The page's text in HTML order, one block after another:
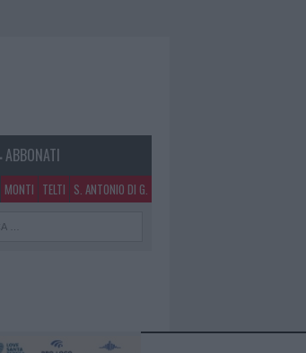
ABBONATI
MONTI TELTI S. ANTONIO DI G.